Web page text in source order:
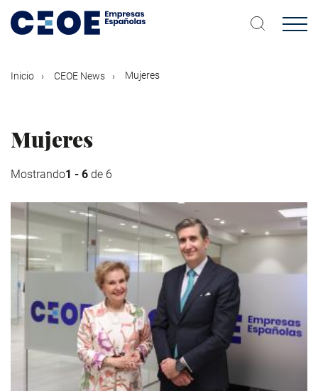
contenido
Inicio CEOE News Mujeres
Mujeres
Mostrando1 - 6 de 6